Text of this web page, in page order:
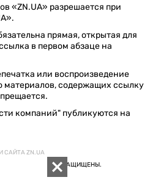
«ZN.UA» разрешается при
прямая, открытая для
в первом абзаце на
или воспроизведение
материалов, содержащих ссылку
компаний" публикуются на
ZN.UA
ВСЕ ПРАВА ЗАЩИЩЕНЫ.